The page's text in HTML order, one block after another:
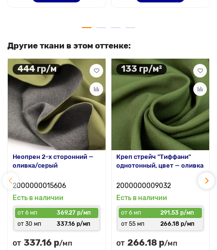
Другие ткани в этом оттенке:
444 гр/м
Неопрен 2-х сторонний —
оливка/серый
2000000015606
Есть в наличии
от 6 мп
369.27 р/мп
от 30 мп
337.16 р/мп
от 337.16 р/мп
133 гр/м²
Креп стрейч "Тиффани"
однотонный, цвет — оливка
2000000009032
Есть в наличии
от 6 мп
291.53 р/мп
от 55 мп
266.18 р/мп
от 266.18 р/мп